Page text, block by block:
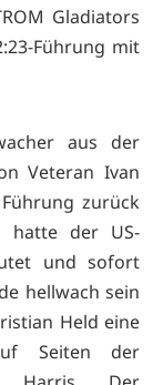
Gladiators
Führung mit
aus der
Veteran Ivan
zurück
hatte der US-
und sofort
hellwach sein
Held eine
Seiten der